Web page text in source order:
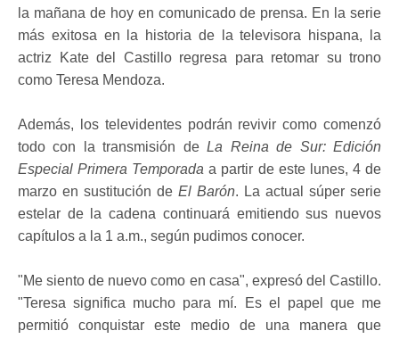
la mañana de hoy en comunicado de prensa. En la serie
más exitosa en la historia de la televisora hispana, la
actriz Kate del Castillo regresa para retomar su trono
como Teresa Mendoza.
Además, los televidentes podrán revivir como comenzó
todo con la transmisión deLa Reina de Sur: Edición
Especial Primera Temporada a partir de este lunes, 4 de
marzo en sustitución de El Barón. La actual súper serie
estelar de la cadena continuará emitiendo sus nuevos
capítulos a la 1 a.m., según pudimos conocer.
"Me siento de nuevo como en casa", expresó del Castillo.
"Teresa significa mucho para mí. Es el papel que me
permitió conquistar este medio de una manera que